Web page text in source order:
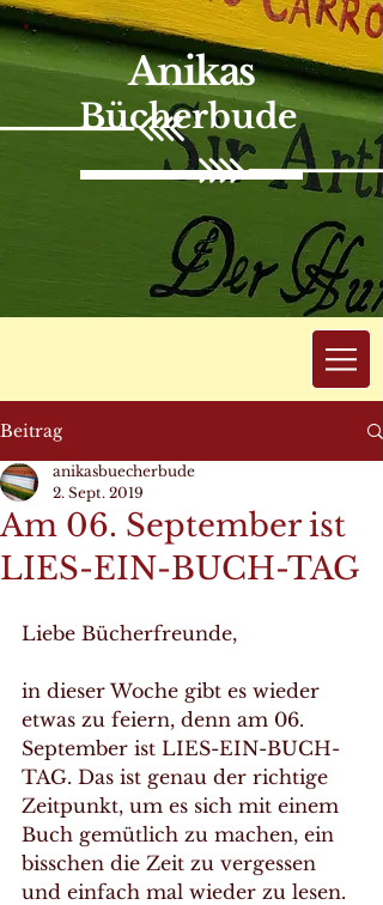
Anikas
Bücherbude
Beitrag
Am 06. September ist
LIES-EIN-BUCH-TAG
anikasbuecherbude
2. Sept. 2019
Liebe Bücherfreunde,
in dieser Woche gibt es wieder
etwas zu feiern, denn am 06.
September ist LIES-EIN-BUCH-
TAG. Das ist genau der richtige
Zeitpunkt, um es sich mit einem
Buch gemütlich zu machen, ein
bisschen die Zeit zu vergessen
und einfach mal wieder zu lesen.